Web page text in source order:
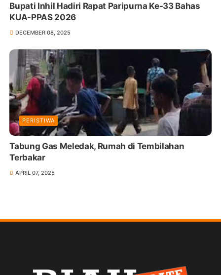
Bupati Inhil Hadiri Rapat Paripurna Ke-33 Bahas
KUA-PPAS 2026
DECEMBER 08, 2025
PERISTIWA
Tabung Gas Meledak, Rumah di Tembilahan
Terbakar
APRIL 07, 2025